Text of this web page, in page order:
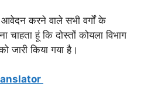
आवेदन करने वाले सभी वर्गों के
चाहता हूं कि दोस्तों कोयला विभाग
जारी किया गया है।